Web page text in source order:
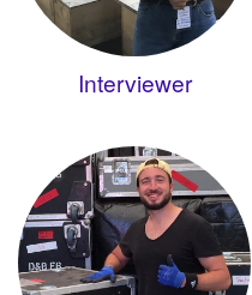
Interviewer